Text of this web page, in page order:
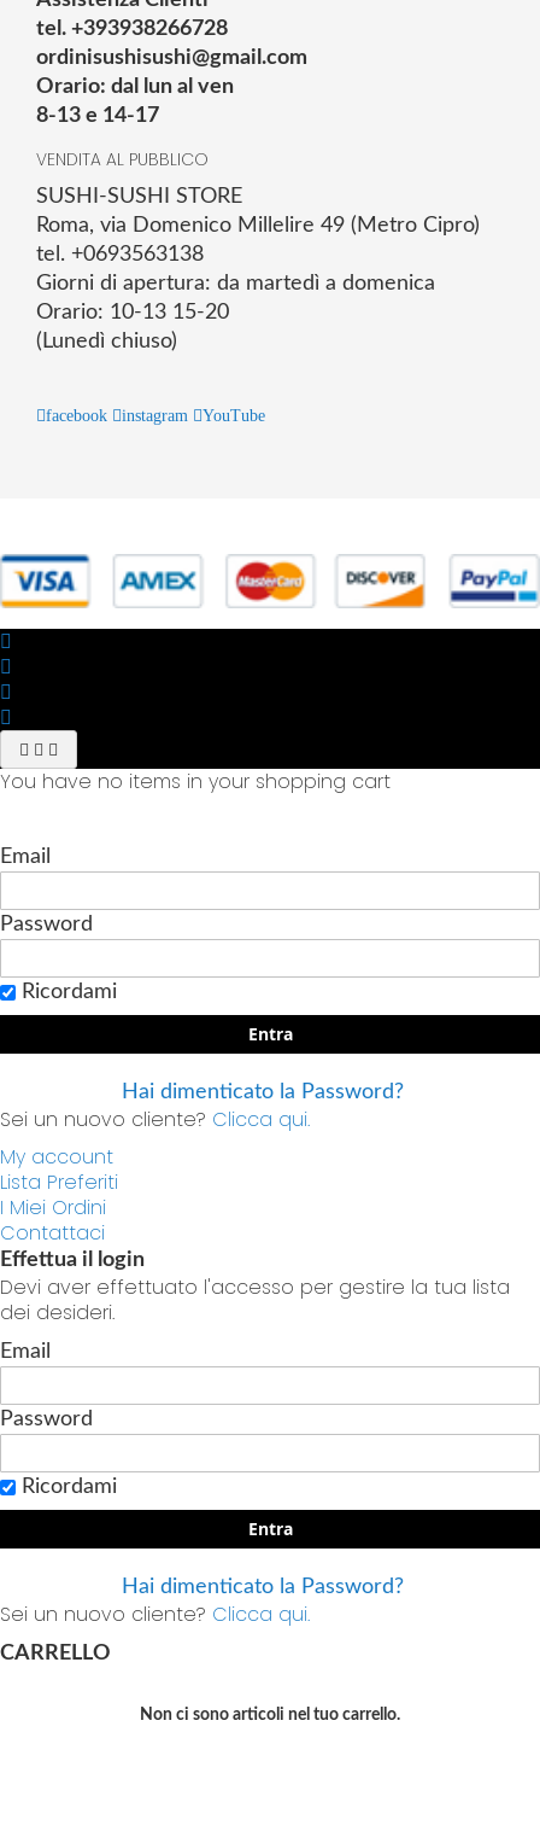
tel. +393938266728
ordinisushisushi@gmail.com
Orario: dal lun al ven
8-13 e 14-17
VENDITA AL PUBBLICO
SUSHI-SUSHI STORE
Roma, via Domenico Millelire 49 (Metro Cipro)
tel. +0693563138
Giorni di apertura: da martedì a domenica
Orario: 10-13 15-20
(Lunedì chiuso)
facebook instagram YouTube
You have no items in your shopping cart
Email
Password
Ricordami
Entra
Hai dimenticato la Password?
Sei un nuovo cliente? Clicca qui.
My account
Lista Preferiti
I Miei Ordini
Contattaci
Effettua il login
Devi aver effettuato l'accesso per gestire la tua lista
dei desideri.
Email
Password
Ricordami
Entra
Hai dimenticato la Password?
Sei un nuovo cliente? Clicca qui.
CARRELLO
Non ci sono articoli nel tuo carrello.